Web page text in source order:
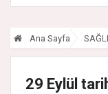
SÜRÜYOR
Ana Sayfa
29 Eylül